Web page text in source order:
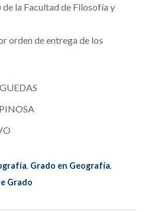
de la Facultad de Filosofía y
orden de entrega de los
, Grado en Geografía,
Grado